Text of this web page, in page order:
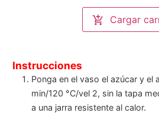
Cargar
Instrucciones
Ponga en el vaso el azúcar y el
min/120 °C/vel 2, sin la tapa
a una jarra resistente al calor.